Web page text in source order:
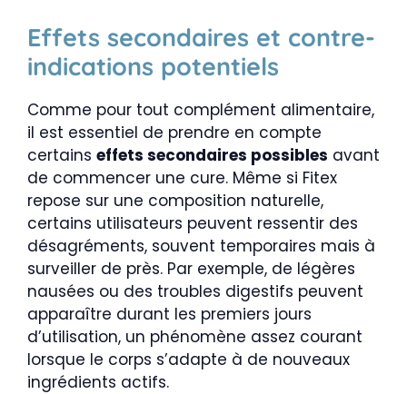
Effets secondaires et contre-
indications potentiels
Comme pour tout complément alimentaire,
il est essentiel de prendre en compte
certains effets secondaires possibles avant
de commencer une cure. Même si Fitex
repose sur une composition naturelle,
certains utilisateurs peuvent ressentir des
désagréments, souvent temporaires mais à
surveiller de près. Par exemple, de légères
nausées ou des troubles digestifs peuvent
apparaître durant les premiers jours
d’utilisation, un phénomène assez courant
lorsque le corps s’adapte à de nouveaux
ingrédients actifs.